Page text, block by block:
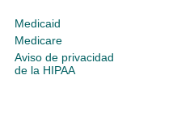
Medicaid
Medicare
Aviso de privacidad
de la HIPAA